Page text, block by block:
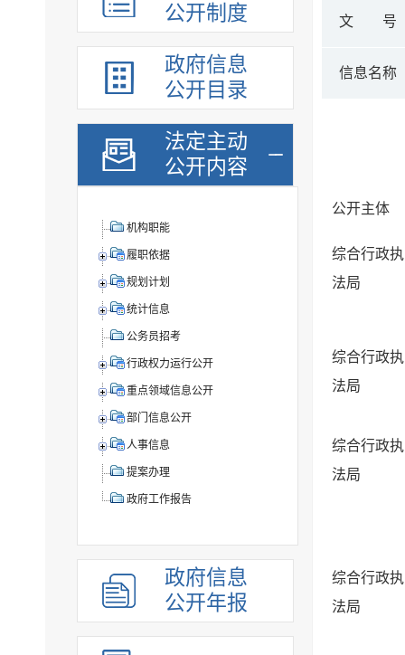
公开制度
政府信息
公开目录
法定主动
公开内容
机构职能
履职依据
规划计划
统计信息
公务员招考
行政权力运行公开
重点领域信息公开
部门信息公开
人事信息
提案办理
政府工作报告
政府信息
公开年报
文 号
信息名称
公开主体
综合行政执
法局
综合行政执
法局
综合行政执
法局
综合行政执
法局